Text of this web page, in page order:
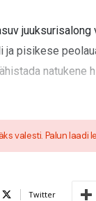
juuksurisalong
ja pisikese
natukene
valesti. Palun laadi
Twitter